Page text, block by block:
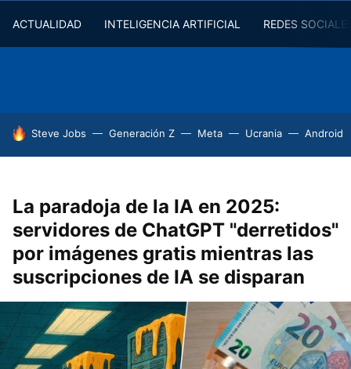
ACTUALIDAD INTELIGENCIA ARTIFICIAL REDES
HOY SE HABLA DE
Steve Jobs Generación Z Meta Ucrania Android
La paradoja de la IA en 2025:
servidores de ChatGPT "derretidos"
por imágenes gratis mientras las
suscripciones de IA se disparan